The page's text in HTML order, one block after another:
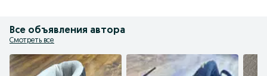
Все объявления автора
Смотреть все